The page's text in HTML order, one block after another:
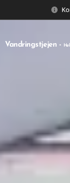
Vandringstjejen -